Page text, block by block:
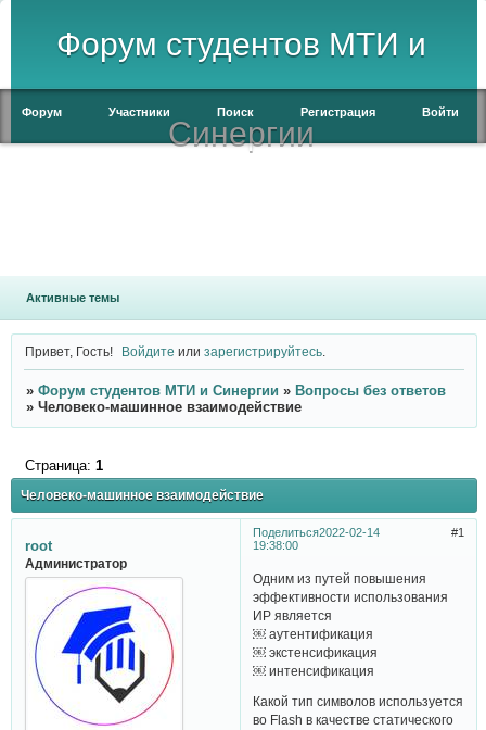
Форум студентов МТИ и
Синергии
Форум Участники Поиск Регистрация Войти
Активные темы
Привет, Гость! Войдите илизарегистрируйтесь
» Форум студентов МТИ и Синергии » Вопросы без ответов
» Человеко-машинное взаимодействие
Человеко-машинное взаимодействие
Страница: 1
Поделиться 1
2022-02-14
19:38:00
root
Администратор
Одним из путей повышения
эффективности использования
ИР является
￼ аутентификация
￼ экстенсификация
￼ интенсификация
Какой тип символов используется
во Flash в качестве статического